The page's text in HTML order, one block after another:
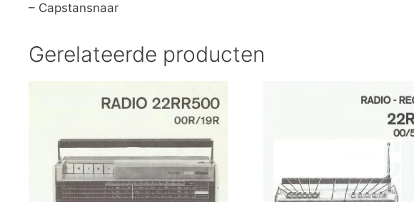
– Capstansnaar
Gerelateerde producten